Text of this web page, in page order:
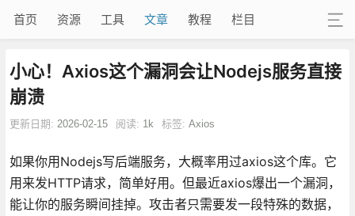
首页 资源 工具 文章 教程 栏目
小心！Axios这个漏洞会让Nodejs服务直接
崩溃
更新日期: 2026-02-15 阅读: 1k 标签: Axios
如果你用Nodejs写后端服务，大概率用过axios这个库。它
用来发HTTP请求，简单好用。但最近axios爆出一个漏洞，
能让你的服务瞬间挂掉。攻击者只需要发一段特殊的数据，